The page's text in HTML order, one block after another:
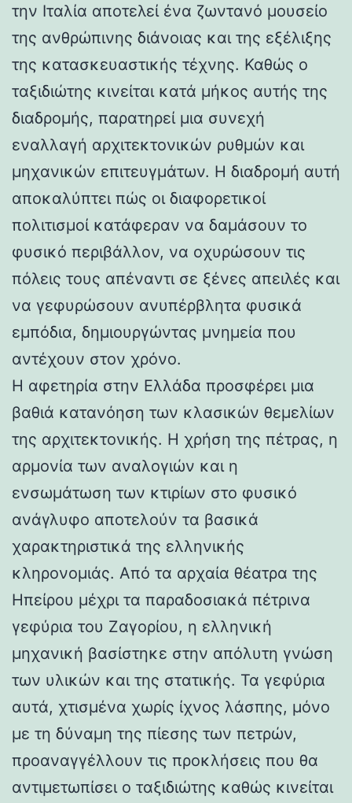
την Ιταλία αποτελεί ένα ζωντανό μουσείο
της ανθρώπινης διάνοιας και της εξέλιξης
της κατασκευαστικής τέχνης. Καθώς ο
ταξιδιώτης κινείται κατά μήκος αυτής της
διαδρομής, παρατηρεί μια συνεχή
εναλλαγή αρχιτεκτονικών ρυθμών και
μηχανικών επιτευγμάτων. Η διαδρομή αυτή
αποκαλύπτει πώς οι διαφορετικοί
πολιτισμοί κατάφεραν να δαμάσουν το
φυσικό περιβάλλον, να οχυρώσουν τις
πόλεις τους απέναντι σε ξένες απειλές και
να γεφυρώσουν ανυπέρβλητα φυσικά
εμπόδια, δημιουργώντας μνημεία που
αντέχουν στον χρόνο.
Η αφετηρία στην Ελλάδα προσφέρει μια
βαθιά κατανόηση των κλασικών θεμελίων
της αρχιτεκτονικής. Η χρήση της πέτρας, η
αρμονία των αναλογιών και η
ενσωμάτωση των κτιρίων στο φυσικό
ανάγλυφο αποτελούν τα βασικά
χαρακτηριστικά της ελληνικής
κληρονομιάς. Από τα αρχαία θέατρα της
Ηπείρου μέχρι τα παραδοσιακά πέτρινα
γεφύρια του Ζαγορίου, η ελληνική
μηχανική βασίστηκε στην απόλυτη γνώση
των υλικών και της στατικής. Τα γεφύρια
αυτά, χτισμένα χωρίς ίχνος λάσπης, μόνο
με τη δύναμη της πίεσης των πετρών,
προαναγγέλλουν τις προκλήσεις που θα
αντιμετωπίσει ο ταξιδιώτης καθώς κινείται